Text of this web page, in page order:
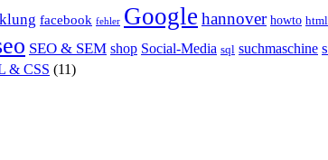
facebook fehler Google hannover howto html
SEO & SEM shop Social-Media sql suchmaschine
& CSS (11)